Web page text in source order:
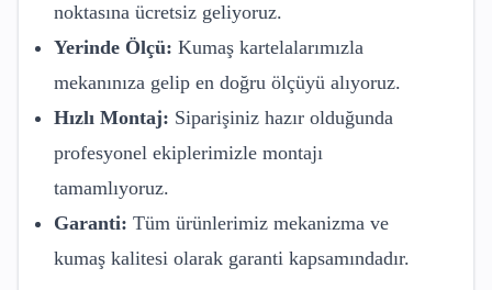
noktasına ücretsiz geliyoruz.
Yerinde Ölçü: Kumaş kartelalarımızla
mekanınıza gelip en doğru ölçüyü alıyoruz.
Hızlı Montaj: Siparişiniz hazır olduğunda
profesyonel ekiplerimizle montajı
tamamlıyoruz.
Garanti: Tüm ürünlerimiz mekanizma ve
kumaş kalitesi olarak garanti kapsamındadır.